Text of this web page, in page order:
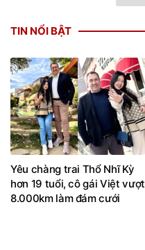
TIN NỔI BẬT
Yêu chàng trai Thổ Nhĩ Kỳ
hơn 19 tuổi, cô gái Việt vượt
8.000km làm đám cưới